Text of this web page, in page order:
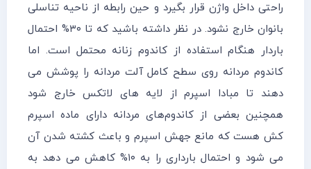
راحتی داخل واژن قرار بگیرد و حین رابطه از ناحیه تناسلی
بانوان خارج نشود. در نظر داشته باشید که تا ۳۰% احتمال
باردار هنگام استفاده از کاندوم زنانه محتمل است. اما
کاندوم مردانه روی سطح کامل آلت مردانه را پوشش می
دهند تا مبادا اسپرم از لایه های لاتکس خارج شود
همچنین بعضی از کاندوم‌های مردانه دارای ماده اسپرم
کش هست که مانع جهش اسپرم و باعث کشته شدن آن
می شود و احتمال بارداری را به ۱۰% کاهش می دهد به